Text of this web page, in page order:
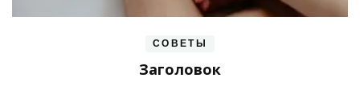
СОВЕТЫ
Заголовок